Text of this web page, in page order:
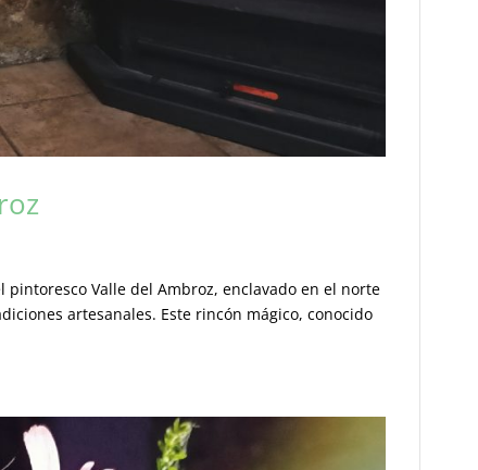
Valle del Ambroz, enclavado en el norte
artesanales. Este rincón mágico, conocido